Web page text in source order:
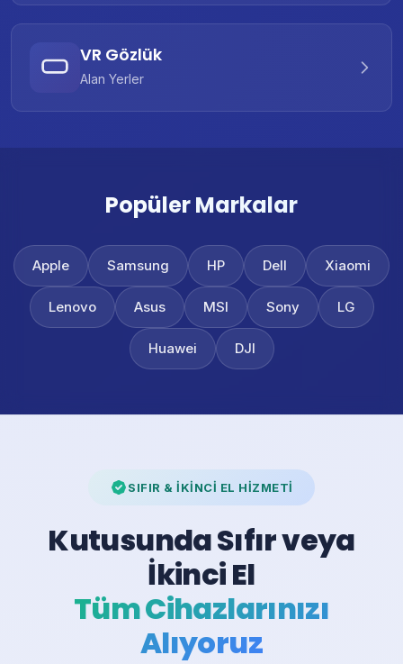
VR Gözlük
Alan Yerler
Popüler Markalar
Apple Samsung HP Dell Xiaomi
Lenovo Asus MSI Sony LG
Huawei DJI
SIFIR & İKİNCİ EL HİZMETİ
Kutusunda Sıfır veya
İkinci El
Tüm Cihazlarınızı
Alıyoruz